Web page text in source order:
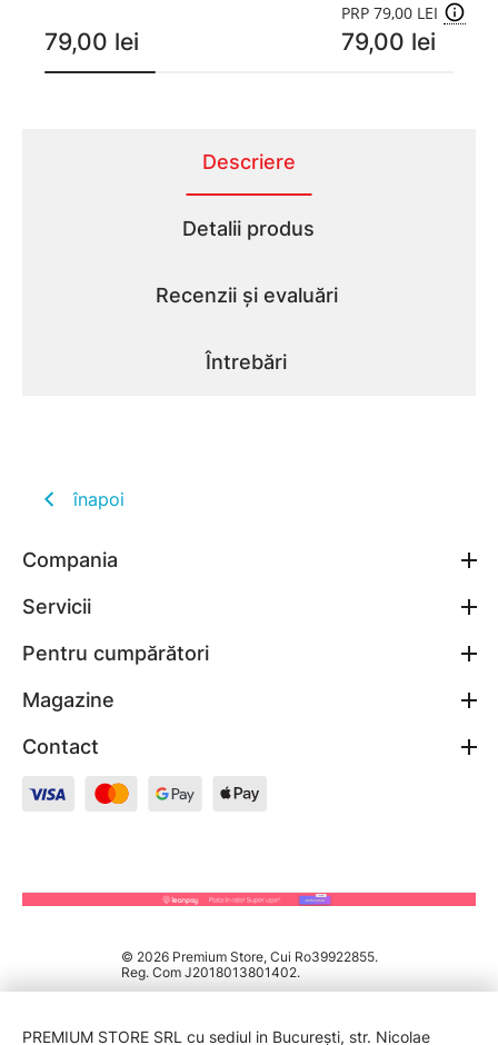
79,00 lei
PRP 79,00 LEI
79,00 lei
Descriere
Detalii produs
Recenzii și evaluări
Întrebări
înapoi
Compania
Servicii
Pentru cumpărători
Magazine
Contact
© 2026 Premium Store, Cui Ro39922855.
Reg. Com J2018013801402.
PREMIUM STORE SRL cu sediul in București, str. Nicolae